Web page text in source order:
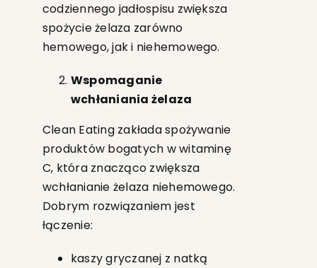
codziennego jadłospisu zwiększa
spożycie żelaza zarówno
hemowego, jak i niehemowego.
Wspomaganie
wchłaniania żelaza
Clean Eating zakłada spożywanie
produktów bogatych w witaminę
C, która znacząco zwiększa
wchłanianie żelaza niehemowego.
Dobrym rozwiązaniem jest
łączenie:
kaszy gryczanej z natką